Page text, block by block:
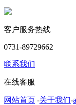
客户服务热线
0731-89729662
联系我们
在线客服
网站首页 -关于我们-